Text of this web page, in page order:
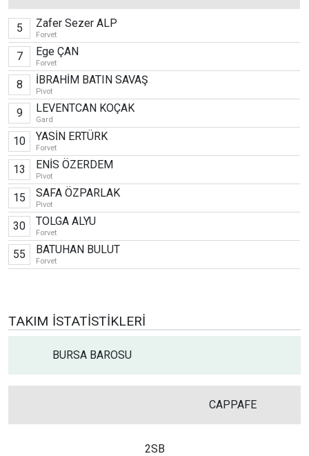
5 Zafer Sezer ALP
Forvet
7 Ege ÇAN
Forvet
8 İBRAHİM BATIN SAVAŞ
Pivot
9 LEVENTCAN KOÇAK
Gard
10 YASİN ERTÜRK
Forvet
13 ENİS ÖZERDEM
Pivot
15 SAFA ÖZPARLAK
Pivot
30 TOLGA ALYU
Forvet
55 BATUHAN BULUT
Forvet
TAKIM İSTATISTIKLERI
BURSA BAROSU
CAPPAFE
2SB